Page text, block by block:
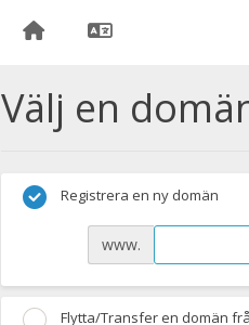
Välj en
Registrera en ny domän
www.
Flytta/Transfer en domän